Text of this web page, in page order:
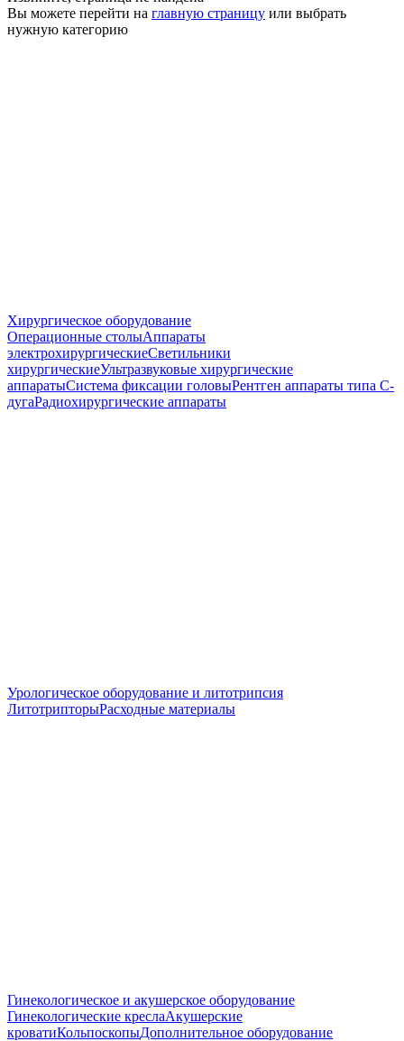
Вы можете перейти на главную страницу или выбрать
нужную категорию
Хирургическое оборудование
Операционные столыАппараты
электрохирургическиеСветильники
хирургическиеУльтразвуковые хирургические
аппаратыСистема фиксации головыРентген аппараты типа С-
дугаРадиохирургические аппараты
Урологическое оборудование и литотрипсия
ЛитотрипторыРасходные материалы
Гинекологическое и акушерское оборудование
Гинекологические креслаАкушерские
кроватиКольпоскопыДополнительное оборудование